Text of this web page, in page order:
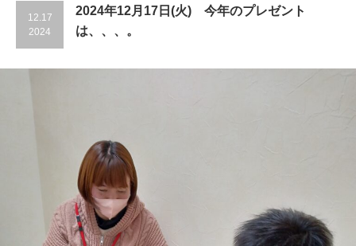
12.17
2024
2024年12月17日(火) 今年のプレゼント
は、、、。